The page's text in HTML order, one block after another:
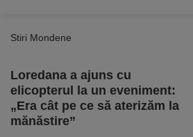
Stiri Mondene
Loredana a ajuns cu
elicopterul la un eveniment:
„Era cât pe ce să aterizăm la
mănăstire”